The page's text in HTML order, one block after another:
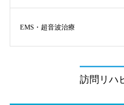
EMS・超音波治療
訪問リハ